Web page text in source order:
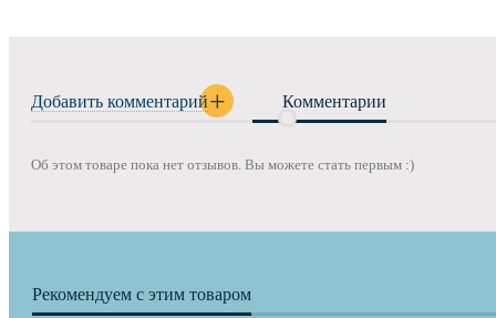
Добавить комментарий Комментарии
Об этом товаре пока нет отзывов. Вы можете стать первым :)
Рекомендуем с этим товаром